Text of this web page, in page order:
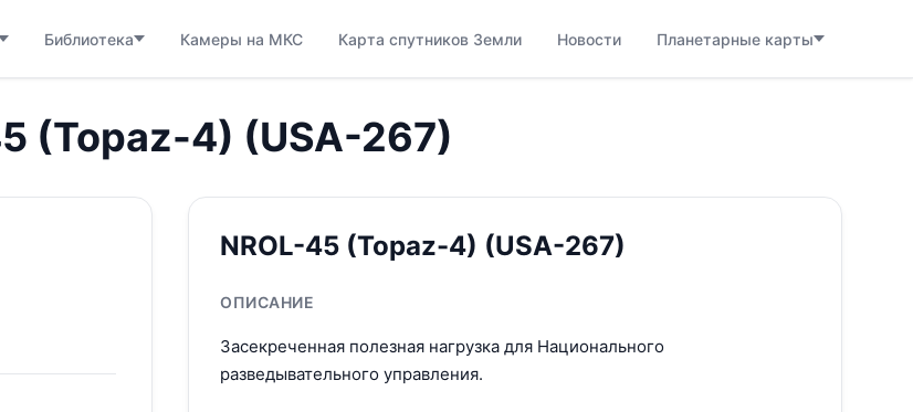
Библиотека Камеры на МКС Карта спутников Земли Новости Планетарные карты
(Topaz-4) (USA-267)
NROL-45 (Topaz-4) (USA-267)
ОПИСАНИЕ
Засекреченная полезная нагрузка для Национального
разведывательного управления.